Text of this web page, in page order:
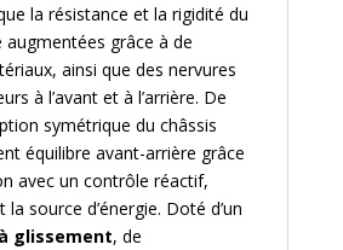
la résistance et la rigidité du
grâce à de
ainsi que des nervures
à l’avant et à l’arrière. De
symétrique du châssis
équilibre avant-arrière grâce
avec un contrôle réactif,
source d’énergie. Doté d’un
glissement, de